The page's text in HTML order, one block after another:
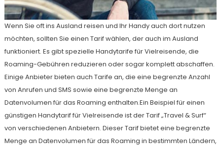
Wenn Sie oft ins Ausland reisen und Ihr Handy auch dort nutzen
möchten, sollten Sie einen Tarif wählen, der auch im Ausland
funktioniert. Es gibt spezielle Handytarife für Vielreisende, die
Roaming-Gebühren reduzieren oder sogar komplett abschaffen.
Einige Anbieter bieten auch Tarife an, die eine begrenzte Anzahl
von Anrufen und SMS sowie eine begrenzte Menge an
Datenvolumen für das Roaming enthalten.Ein Beispiel für einen
günstigen Handytarif für Vielreisende ist der Tarif „Travel & Surf“
von verschiedenen Anbietern. Dieser Tarif bietet eine begrenzte
Menge an Datenvolumen für das Roaming in bestimmten Ländern,